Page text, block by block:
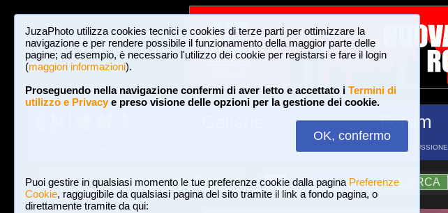
JuzaPhoto utilizza cookies tecnici e cookies di terze parti per ottimizzare la
navigazione e per rendere possibile il funzionamento della maggior parte delle
pagine; ad esempio, è necessario l'utilizzo dei cookie per registarsi e fare il login
(maggiori informazioni).
Proseguendo nella navigazione confermi di aver letto e accettato i Termini di
utilizzo e Privacye preso visione delle opzioni per la gestione dei cookie.
OK, confermo
Puoi gestire in qualsiasi momento le tue preferenze cookie dalla pagina Preferenze
Cookie, raggiugibile da qualsiasi pagina del sito tramite il link a fondo pagina, o
direttamente tramite da qui:
Forum
FORUM DI DISCUSSIONE
Login Iscriviti a JuzaPhoto! A A ?AIUTO RICERCA